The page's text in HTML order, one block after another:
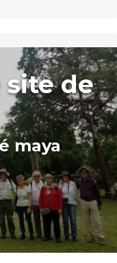
site de
maya